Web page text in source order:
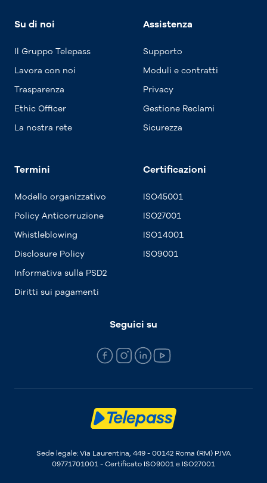
Su di noi
Il Gruppo Telepass
Lavora con noi
Trasparenza
Ethic Officer
La nostra rete
Assistenza
Supporto
Moduli e contratti
Privacy
Gestione Reclami
Sicurezza
Termini
Modello organizzativo
Policy Anticorruzione
Whistleblowing
Disclosure Policy
Informativa sulla PSD2
Diritti sui pagamenti
Certificazioni
ISO45001
ISO27001
ISO14001
ISO9001
Seguici su
Sede legale: Via Laurentina, 449 - 00142 Roma (RM) P.IVA
09771701001 - Certificato ISO9001 e ISO27001